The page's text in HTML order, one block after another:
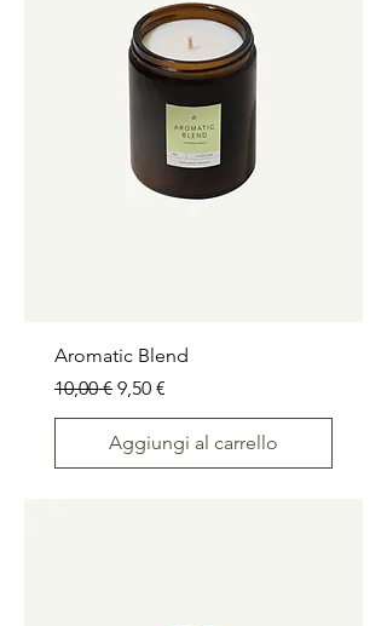
Aromatic Blend
Prezzo regolare
10,00 € Prezzo scontato
9,50 €
Aggiungi al carrello